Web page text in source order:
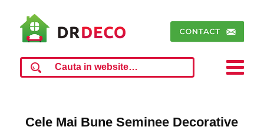
Cele Mai Bune Seminee Decorative